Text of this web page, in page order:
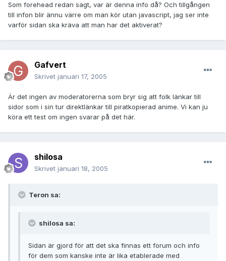
Som forehead redan sagt, var är denna info då? Och tillgången
till infon blir ännu värre om man kör utan javascript, jag ser inte
varför sidan ska kräva att man har det aktiverat?
Gafvert
Skrivet januari 17, 2005
Är det ingen av moderatorerna som bryr sig att folk länkar till
sidor som i sin tur direktlänkar till piratkopierad anime. Vi kan ju
köra ett test om ingen svarar på det här.
shilosa
Skrivet januari 18, 2005
Teron sa:
shilosa sa:
Sidan är gjord för att det ska finnas ett forum och info
för dem som kanske inte är lika etablerade med